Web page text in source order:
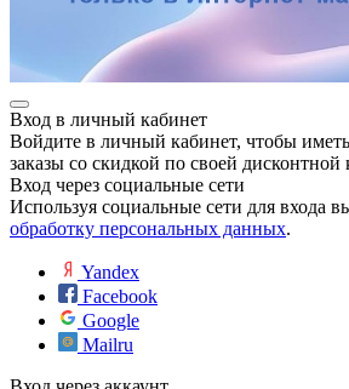
Вход в личный кабинет
Войдите в личный кабинет, чтобы
заказы со скидкой по своей дисконтной
Вход через социальные сети
Используя социальные сети для входа
обработку персональных данных.
Yandex
Facebook
Google
Mailru